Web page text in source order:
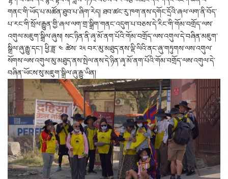
གནང་གི་ཡོད་པ་མཚོན་ཐུབ་པ་ཞིག་རེད། ཐབ་ཚང་རུ་ཁག་ནས་དགོང་དྲོའི་ཞལ་ལག་ནི་བོད་
པ་རང་གི་སྲོལ་རྒྱུན་གྱི་ཞལ་ལག་གྲ་སྒྲིག་གནང་འདུག་པ་བཅས་དེ་རིང་གི་གོམ་བགྲོད་ལས་
འགུལ་མཇུག་སྒྲིལ་ཞུས། སང་ཉིན་ནི་ཞྭ་མོ་ནག་པོའི་གོམ་བགྲོད་ལས་འགུལ་དེ་བཞིན་མཇུག་
སྒྲིལ་ཞུ་རྒྱུ་དང་། ཕྱི་ཟླ་ ༤ ཚེས་ ༢༥ བར་མུ་མཐུད་ནས་ལྡི་ལིའི་ནང་ཞུ་གཏུགས་ལས་འགུལ་
སོགས་ལས་འགུལ་མུ་མཐུད་ནས་སྤེལ་ནས་དེ་ཉིན་ཞྭ་མོ་ནག་པོའི་གོམ་བགྲོད་ལས་འགུལ་དེ་
བཞིན་ཡོངས་སུ་མཇུག་སྒྲིལ་ཞུ་རྒྱུ་ཡིན།